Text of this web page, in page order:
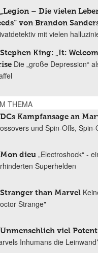
„Legion – Die vielen
von Brandon
mit vielen
Stephen King: „It:
Die „große Depression“
THEMA
DCs Kampfansage an
und Spin-Offs, Spin-
Mon dieu „Electroshock“ -
Superhelden
Stranger than Marvel
Strange"
Unmenschlich viel
Inhumans die